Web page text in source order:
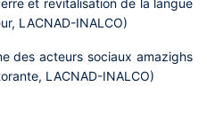
et revitalisation de la langue
LACNAD-INALCO)
des acteurs sociaux amazighs
LACNAD-INALCO)